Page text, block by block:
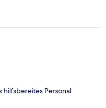
hilfsbereites Personal